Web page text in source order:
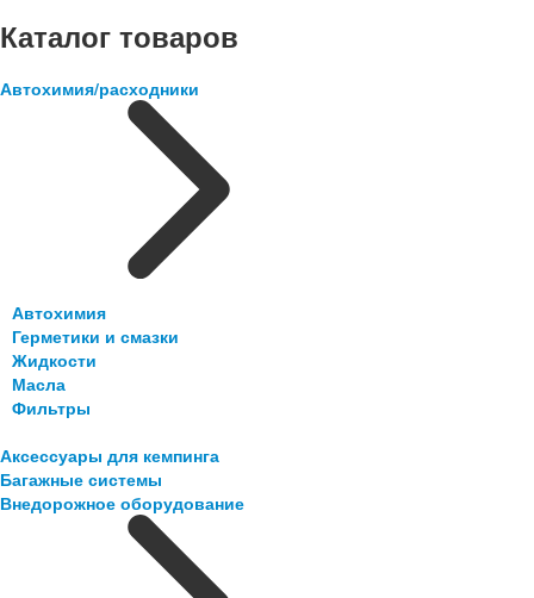
Каталог товаров
Автохимия/расходники
Автохимия
Герметики и смазки
Жидкости
Масла
Фильтры
Аксессуары для кемпинга
Багажные системы
Внедорожное оборудование